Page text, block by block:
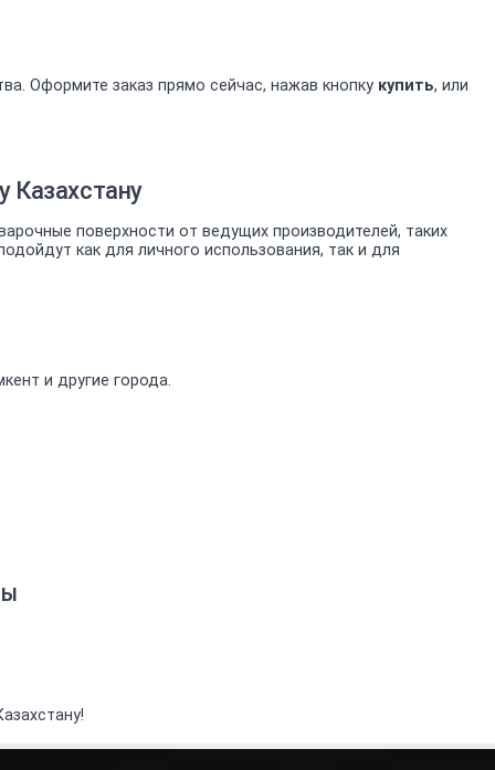
Оформите заказ прямо сейчас, нажав кнопку купить, или
Казахстану
поверхности от ведущих производителей, таких
как для личного использования, так и для
и другие города.